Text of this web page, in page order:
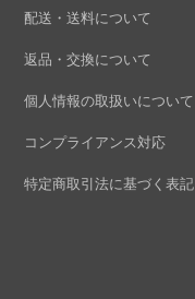
配送・送料について
返品・交換について
個人情報の取扱いについて
コンプライアンス対応
特定商取引法に基づく表記